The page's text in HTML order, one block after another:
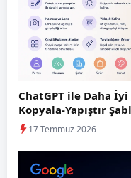
ChatGPT ile Daha
Kopyala-Yapıştır
17 Temmuz 2026